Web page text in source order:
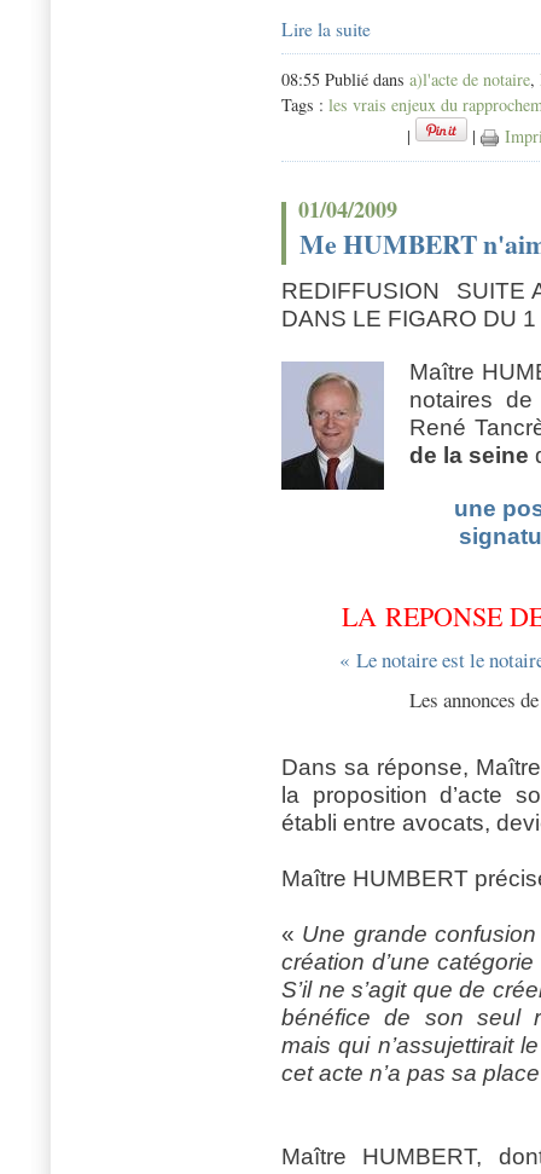
Lire la suite
08:55 Publié dans a)l'acte de notaire,
Tags : les vrais enjeux du
|
|
01/04/2009
Me HUMBERT
REDIFFUSION SUITE
DANS LE FIGARO DU 1
Maître
notaires
René
de la seine
une
LA REPONSE
« Le notaire est le
Les annonces
Dans sa réponse,
la proposition d’acte
établi entre avocats,
Maître HUMBERT
« Une grande
création d’une
S’il ne s’agit que de
bénéfice de son seul
mais qui n’assujettirait
cet acte n’a pas sa
Maître HUMBERT,